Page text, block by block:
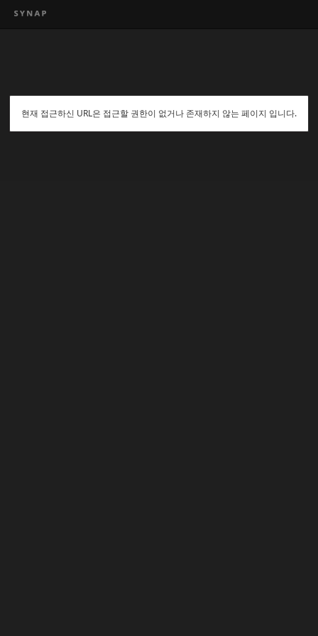
현재 접근하신 URL은 접근할 권한이 없거나 존재하지 않는 페이지 입니다.